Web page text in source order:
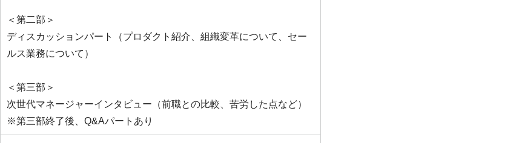
＜第二部＞
ディスカッションパート（プロダクト紹介、組織変革について、セー
ルス業務について）
＜第三部＞
次世代マネージャーインタビュー（前職との比較、苦労した点など）
※第三部終了後、Q&Aパートあり